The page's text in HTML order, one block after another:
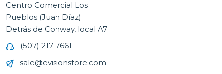
Centro Comercial Los
Pueblos (Juan Díaz)
Detrás de Conway, local A7
(507) 217-7661
sale@evisionstore.com